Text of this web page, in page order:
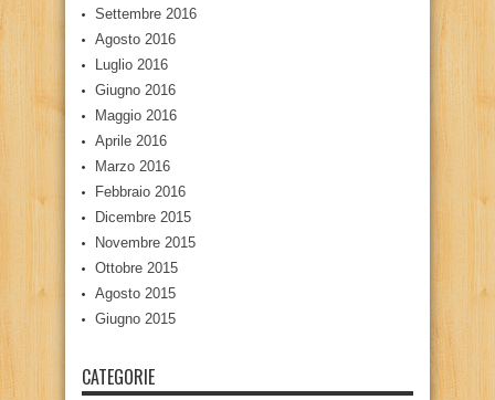
Settembre 2016
Agosto 2016
Luglio 2016
Giugno 2016
Maggio 2016
Aprile 2016
Marzo 2016
Febbraio 2016
Dicembre 2015
Novembre 2015
Ottobre 2015
Agosto 2015
Giugno 2015
CATEGORIE